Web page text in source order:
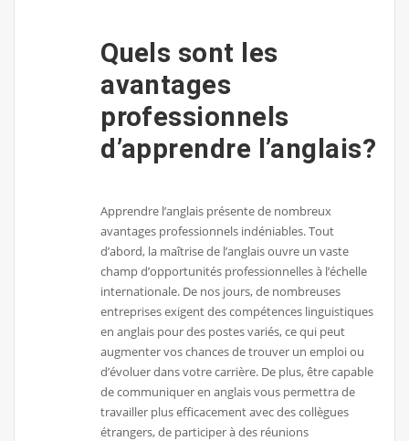
Quels sont les
avantages
professionnels
d’apprendre l’anglais?
Apprendre l’anglais présente de nombreux
avantages professionnels indéniables. Tout
d’abord, la maîtrise de l’anglais ouvre un vaste
champ d’opportunités professionnelles à l’échelle
internationale. De nos jours, de nombreuses
entreprises exigent des compétences linguistiques
en anglais pour des postes variés, ce qui peut
augmenter vos chances de trouver un emploi ou
d’évoluer dans votre carrière. De plus, être capable
de communiquer en anglais vous permettra de
travailler plus efficacement avec des collègues
étrangers, de participer à des réunions